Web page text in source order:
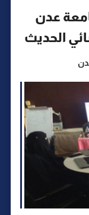
عدن
الحديث